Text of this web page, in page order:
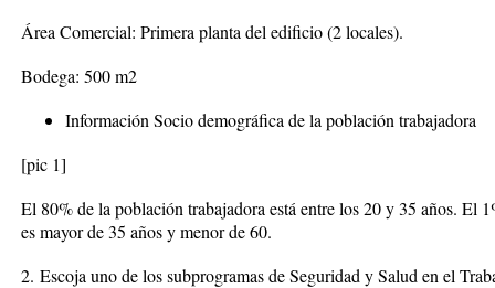
Área Comercial: Primera planta del edificio (2 locales).
Bodega: 500 m2
Información Socio demográfica de la población trabajadora
[pic 1]
El 80% de la población trabajadora está entre los 20 y 35 años. El
es mayor de 35 años y menor de 60.
2. Escoja uno de los subprogramas de Seguridad y Salud en el